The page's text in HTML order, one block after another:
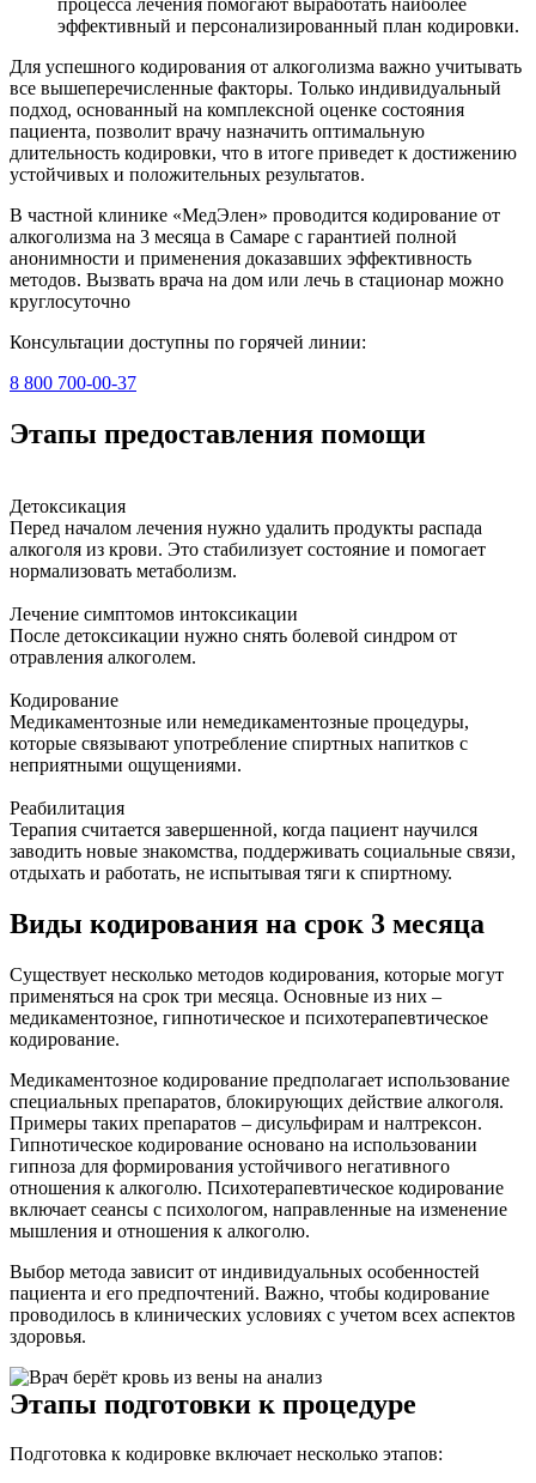
эффективный и персонализированный план кодировки.
Для успешного кодирования от алкоголизма важно учитывать
все вышеперечисленные факторы. Только индивидуальный
подход, основанный на комплексной оценке состояния
пациента, позволит врачу назначить оптимальную
длительность кодировки, что в итоге приведет к достижению
устойчивых и положительных результатов.
В частной клинике «МедЭлен» проводится кодирование от
алкоголизма на 3 месяца в Самаре с гарантией полной
анонимности и применения доказавших эффективность
методов. Вызвать врача на дом или лечь в стационар можно
круглосуточно
Консультации доступны по горячей линии:
8 800 700-00-37
Этапы предоставления помощи
Детоксикация
Перед началом лечения нужно удалить продукты распада
алкоголя из крови. Это стабилизует состояние и помогает
нормализовать метаболизм.
Лечение симптомов интоксикации
После детоксикации нужно снять болевой синдром от
отравления алкоголем.
Кодирование
Медикаментозные или немедикаментозные процедуры,
которые связывают употребление спиртных напитков с
неприятными ощущениями.
Реабилитация
Терапия считается завершенной, когда пациент научился
заводить новые знакомства, поддерживать социальные связи,
отдыхать и работать, не испытывая тяги к спиртному.
Виды кодирования на срок 3 месяца
Существует несколько методов кодирования, которые могут
применяться на срок три месяца. Основные из них –
медикаментозное, гипнотическое и психотерапевтическое
кодирование.
Медикаментозное кодирование предполагает использование
специальных препаратов, блокирующих действие алкоголя.
Примеры таких препаратов – дисульфирам и налтрексон.
Гипнотическое кодирование основано на использовании
гипноза для формирования устойчивого негативного
отношения к алкоголю. Психотерапевтическое кодирование
включает сеансы с психологом, направленные на изменение
мышления и отношения к алкоголю.
Выбор метода зависит от индивидуальных особенностей
пациента и его предпочтений. Важно, чтобы кодирование
проводилось в клинических условиях с учетом всех аспектов
здоровья.
Этапы подготовки к процедуре
Подготовка к кодировке включает несколько этапов: